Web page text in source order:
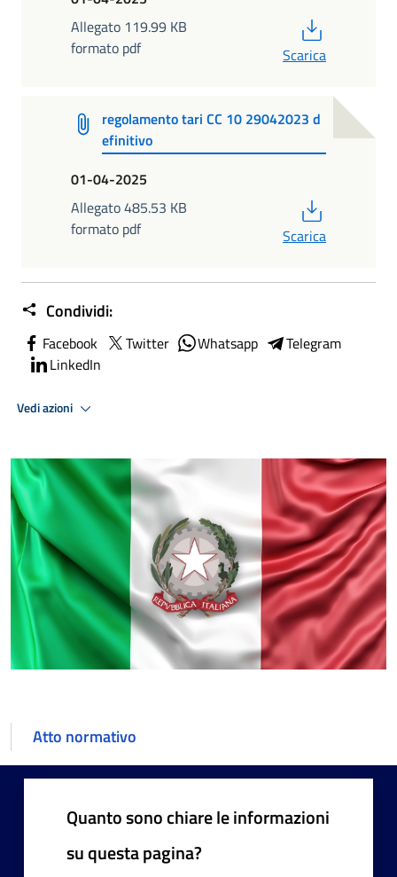
Allegato 119.99 KB
formato pdf
Scarica
regolamento tari CC 10 29042023 d
efinitivo
01-04-2025
Allegato 485.53 KB
formato pdf
Scarica
Condividi:
Facebook Twitter Whatsapp
Telegram
LinkedIn
Vedi azioni
Atto normativo
Quanto sono chiare le informazioni
su questa pagina?